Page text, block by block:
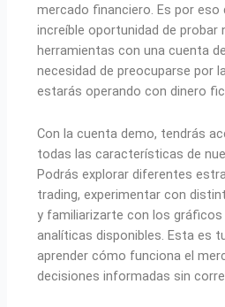
mercado financiero. Es por
increíble oportunidad de
herramientas con una cuenta
necesidad de preocuparse por
estarás operando con dinero
Con la cuenta demo, tendrás
todas las características de
Podrás explorar diferentes
trading, experimentar con
y familiarizarte con los gráficos
analíticas disponibles. Esta es
aprender cómo funciona el
decisiones informadas sin